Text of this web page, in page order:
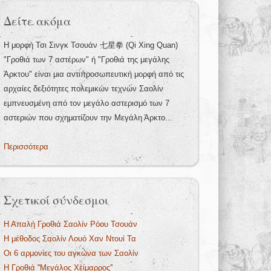
Δείτε ακόμα
Η μορφή Τσι Σινγκ Τσουάν 七星拳 (Qi Xing Quan)
"Γροθιά των 7 αστέρων" ή "Γροθιά της μεγάλης
Άρκτου" είναι μια αντιπροσωπευτική μορφή από τις
αρχαίες δεξιότητες πολεμικών τεχνών Σαολίν
εμπνευσμένη από τον μεγάλο αστερισμό των 7
αστεριών που σχηματίζουν την Μεγάλη Άρκτο...
Περισσότερα
Σχετικοί σύνδεσμοι
Η Απαλή Γροθιά Σαολίν Ρόου Τσουάν
Η μέθοδος Σαολίν Λουό Χαν Ντουί Τα
Οι 6 αρμονίες του αγκώνα των Σαολίν
Η Γροθιά ''Μεγάλος Χείμαρρος''